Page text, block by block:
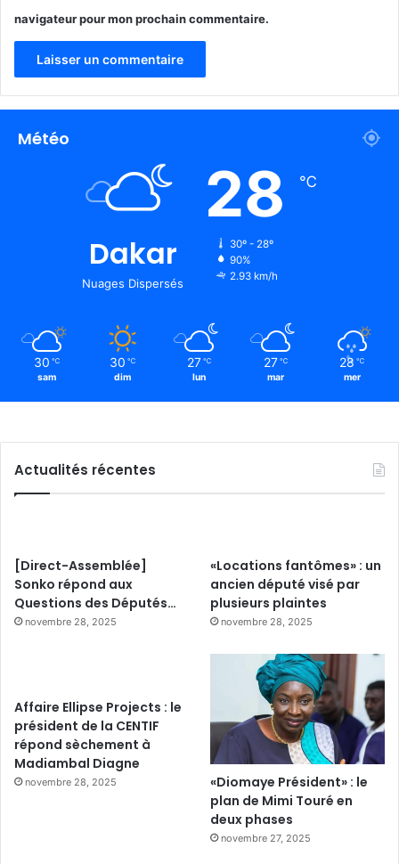
navigateur pour mon prochain commentaire.
Météo
Dakar
Nuages Dispersés
28 ℃
30º - 28º
90%
2.93 km/h
30 ℃
sam
30 ℃
dim
27 ℃
lun
27 ℃
mar
28 ℃
mer
Actualités récentes
[Direct-Assemblée]
Sonko répond aux
Questions des Députés…
novembre 28, 2025
«Locations fantômes» : un
ancien député visé par
plusieurs plaintes
novembre 28, 2025
Affaire Ellipse Projects : le
président de la CENTIF
répond sèchement à
Madiambal Diagne
novembre 28, 2025
«Diomaye Président» : le
plan de Mimi Touré en
deux phases
novembre 27, 2025